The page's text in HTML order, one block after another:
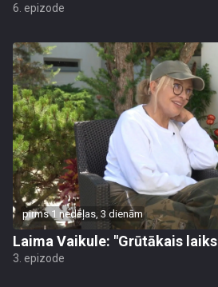
6. epizode
pirms 1 nedēļas, 3 dienām
Laima Vaikule: "Grūtākais
3. epizode